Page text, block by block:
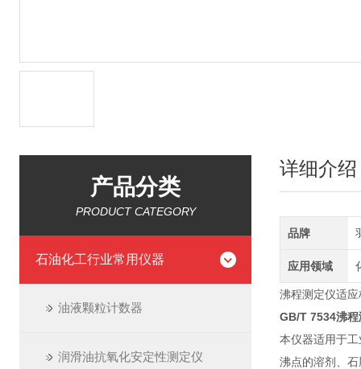
产品分类
PRODUCT CATEGORY
石油化工行业常用仪器
油液颗粒计数器
润滑油抗氧化安定性测定仪
详细介绍
品牌
应用领域
沸程测定仪适
GB/T 7534沸程
本仪器适用于
沸点的溶剂、